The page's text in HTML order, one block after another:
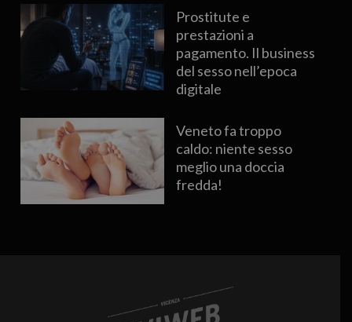
Prostitute e
prestazioni a
pagamento. Il business
del sesso nell’epoca
digitale
Veneto fa troppo
caldo: niente sesso
meglio una doccia
fredda!